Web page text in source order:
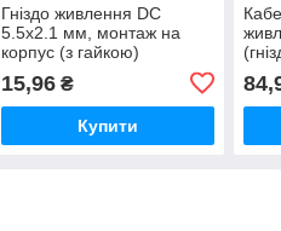
Гніздо живлення DC
5.5x2.1 мм, монтаж на
корпус (з гайкою)
15,96₴
Купити